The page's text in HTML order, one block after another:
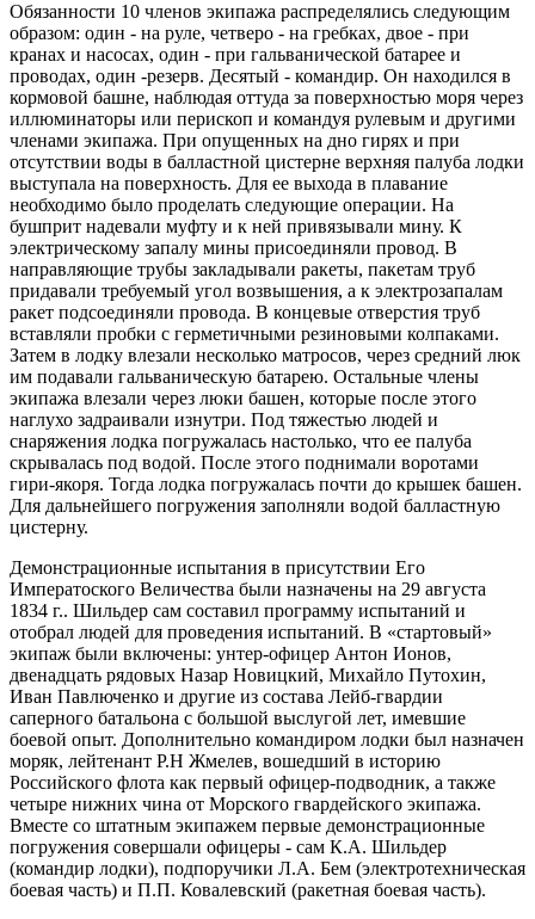
Обязанности 10 членов экипажа распределялись следующим
образом: один - на руле, четверо - на гребках, двое - при
кранах и насосах, один - при гальванической батарее и
проводах, один -резерв. Десятый - командир. Он находился в
кормовой башне, наблюдая оттуда за поверхностью моря через
иллюминаторы или перископ и командуя рулевым и другими
членами экипажа. При опущенных на дно гирях и при
отсутствии воды в балластной цистерне верхняя палуба лодки
выступала на поверхность. Для ее выхода в плавание
необходимо было проделать следующие операции. На
бушприт надевали муфту и к ней привязывали мину. К
электрическому запалу мины присоединяли провод. В
направляющие трубы закладывали ракеты, пакетам труб
придавали требуемый угол возвышения, а к электрозапалам
ракет подсоединяли провода. В концевые отверстия труб
вставляли пробки с герметичными резиновыми колпаками.
Затем в лодку влезали несколько матросов, через средний люк
им подавали гальваническую батарею. Остальные члены
экипажа влезали через люки башен, которые после этого
наглухо задраивали изнутри. Под тяжестью людей и
снаряжения лодка погружалась настолько, что ее палуба
скрывалась под водой. После этого поднимали воротами
гири-якоря. Тогда лодка погружалась почти до крышек башен.
Для дальнейшего погружения заполняли водой балластную
цистерну.
Демонстрационные испытания в присутствии Его
Императоского Величества были назначены на 29 августа
1834 г.. Шильдер сам составил программу испытаний и
отобрал людей для проведения испытаний. В «стартовый»
экипаж были включены: унтер-офицер Антон Ионов,
двенадцать рядовых Назар Новицкий, Михайло Путохин,
Иван Павлюченко и другие из состава Лейб-гвардии
саперного батальона с большой выслугой лет, имевшие
боевой опыт. Дополнительно командиром лодки был назначен
моряк, лейтенант Р.Н Жмелев, вошедший в историю
Российского флота как первый офицер-подводник, а также
четыре нижних чина от Морского гвардейского экипажа.
Вместе со штатным экипажем первые демонстрационные
погружения совершали офицеры - сам К.А. Шильдер
(командир лодки), подпоручики Л.А. Бем (электротехническая
боевая часть) и П.П. Ковалевский (ракетная боевая часть).